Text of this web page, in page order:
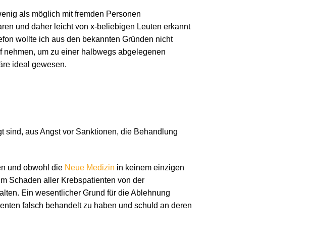
als möglich mit fremden Personen
und daher leicht von x-beliebigen Leuten erkannt
wollte ich aus den bekannten Gründen nicht
um zu einer halbwegs abgelegenen
ideal gewesen.
sind, aus Angst vor Sanktionen, die Behandlung
und obwohl die Neue Medizin in keinem einzigen
Schaden aller Krebspatienten von der
Ein wesentlicher Grund für die Ablehnung
falsch behandelt zu haben und schuld an deren